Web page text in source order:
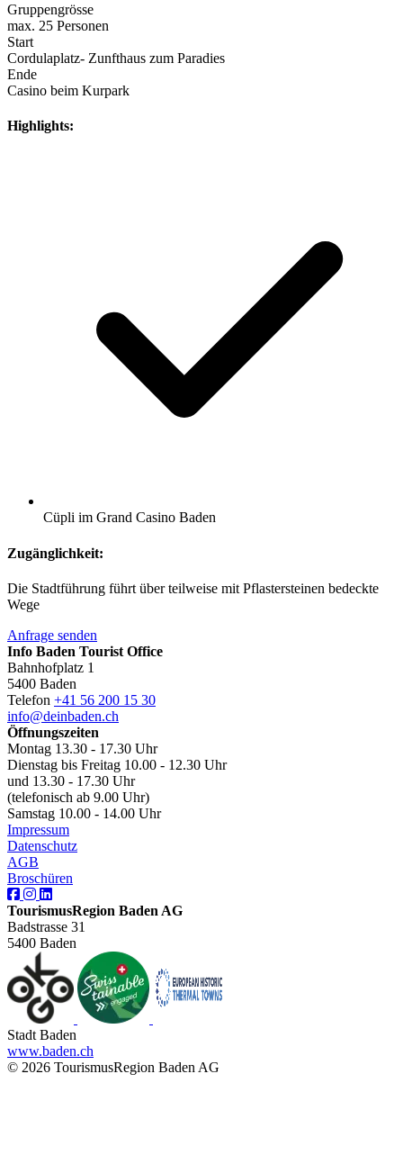
Gruppengrösse
max. 25 Personen
Start
Cordulaplatz- Zunfthaus zum Paradies
Ende
Casino beim Kurpark
Highlights:
Cüpli im Grand Casino Baden
Zugänglichkeit:
Die Stadtführung führt über teilweise mit Pflastersteinen bedeckte
Wege
Anfrage senden
Info Baden Tourist Office
Bahnhofplatz 1
5400 Baden
Telefon +41 56 200 15 30
info@deinbaden.ch
Öffnungszeiten
Montag 13.30 - 17.30 Uhr
Dienstag bis Freitag 10.00 - 12.30 Uhr
und 13.30 - 17.30 Uhr
(telefonisch ab 9.00 Uhr)
Samstag 10.00 - 14.00 Uhr
Impressum
Datenschutz
AGB
Broschüren
TourismusRegion Baden AG
Badstrasse 31
5400 Baden
Stadt Baden
www.baden.ch
© 2026 TourismusRegion Baden AG